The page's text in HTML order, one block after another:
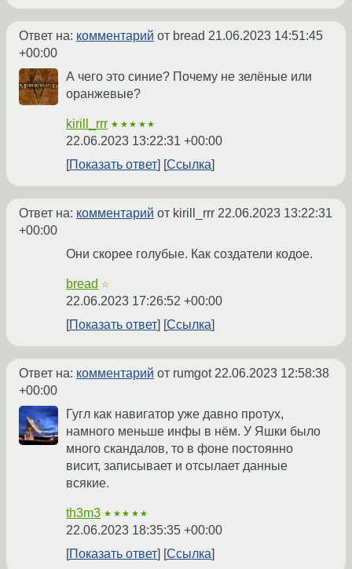
Ответ на: комментарий от bread 21.06.2023 14:51:45
+00:00
А чего это синие? Почему не зелёные или
оранжевые?
kirill_rrr ★★★★★
22.06.2023 13:22:31 +00:00
Показать ответ
Ссылка
Ответ на: комментарий от kirill_rrr 22.06.2023 13:22:31
+00:00
Они скорее голубые. Как создатели кодое.
bread ☆
22.06.2023 17:26:52 +00:00
Показать ответ
Ссылка
Ответ на: комментарий от rumgot 22.06.2023 12:58:38
+00:00
Гугл как навигатор уже давно протух,
намного меньше инфы в нём. У Яшки было
много скандалов, то в фоне постоянно
висит, записывает и отсылает данные
всякие.
th3m3 ★★★★★
22.06.2023 18:35:35 +00:00
Показать ответ
Ссылка